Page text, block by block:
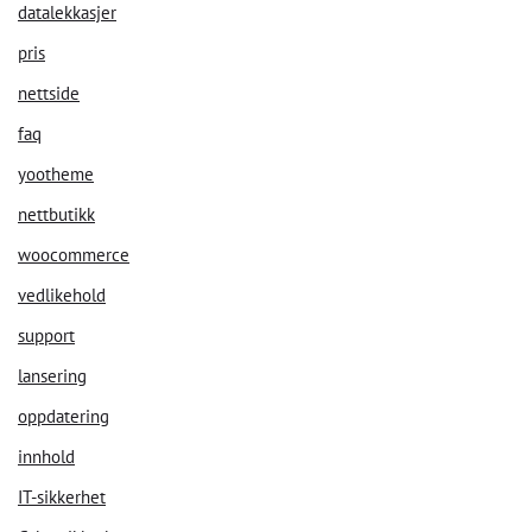
datalekkasjer
pris
nettside
faq
yootheme
nettbutikk
woocommerce
vedlikehold
support
lansering
oppdatering
innhold
IT-sikkerhet